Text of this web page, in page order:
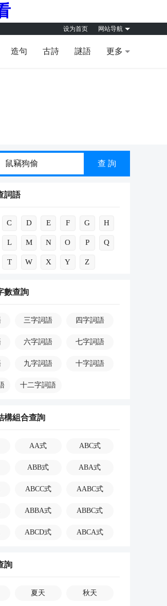
设为首页 网站导航
造句 古詩 謎語 更多
查 詢
詞語
C D E F G H
L M N O P Q
T W X Y Z
數查詢
三字詞語 四字詞語
六字詞語 七字詞語
九字詞語 十字詞語
十二字詞語
構組合查詢
AA式 ABC式
ABB式 ABA式
ABCC式 AABC式
ABBA式 ABBC式
ABCD式 ABCA式
詢
夏天 秋天